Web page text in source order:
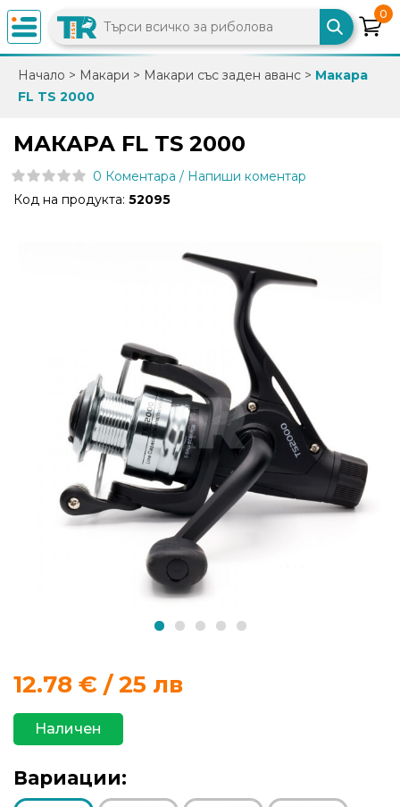
×
0882
086
info@trfish.com
Промоции
Нови
продукти
добавки
Аксесоари
риболов
Влакна
за
0
Начало > Макари > Макари със заден аванс > Макара
FL TS 2000
МАКАРА FL TS 2000
0 Коментара / Напиши коментар
Код на продукта: 52095
12.78 € / 25 лв
Наличен
Вариации: